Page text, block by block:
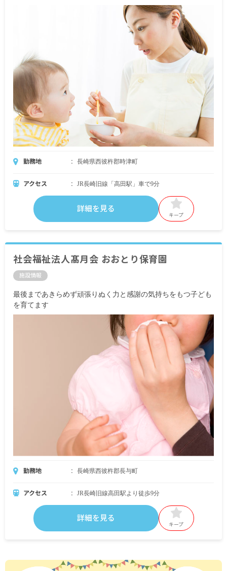
勤務地 長崎県西彼杵郡時津町
アクセス JR長崎旧線「高田駅」車で9分
詳細を見る
キープ
社会福祉法人髙月会 おおとり保育園
施設情報
最後まであきらめず頑張りぬく力と感謝の気持ちをもつ子ども
を育てます
勤務地 長崎県西彼杵郡長与町
アクセス JR長崎旧線高田駅より徒歩9分
詳細を見る
キープ